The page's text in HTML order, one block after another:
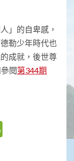
」的自卑感，
勒少年時代也
成就，後世尊
閱第344期